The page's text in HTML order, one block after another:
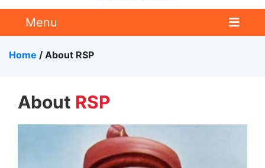
Menu
Home / About RSP
About RSP